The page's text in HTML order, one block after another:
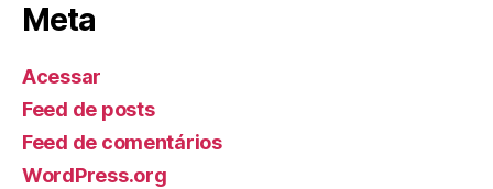
Meta
Acessar
Feed de posts
Feed de comentários
WordPress.org